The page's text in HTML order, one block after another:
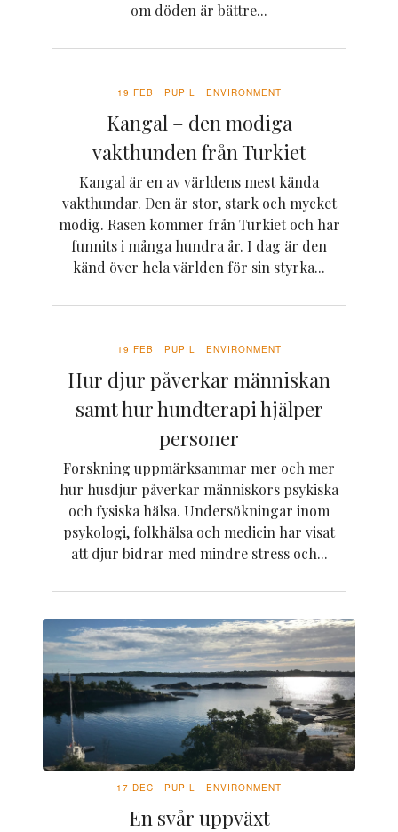
om döden är bättre...
19 FEB PUPIL ENVIRONMENT
Kangal – den modiga
vakthunden från Turkiet
Kangal är en av världens mest kända
vakthundar. Den är stor, stark och mycket
modig. Rasen kommer från Turkiet och har
funnits i många hundra år. I dag är den
känd över hela världen för sin styrka...
19 FEB PUPIL ENVIRONMENT
Hur djur påverkar människan
samt hur hundterapi hjälper
personer
Forskning uppmärksammar mer och mer
hur husdjur påverkar människors psykiska
och fysiska hälsa. Undersökningar inom
psykologi, folkhälsa och medicin har visat
att djur bidrar med mindre stress och...
17 DEC PUPIL ENVIRONMENT
En svår uppväxt